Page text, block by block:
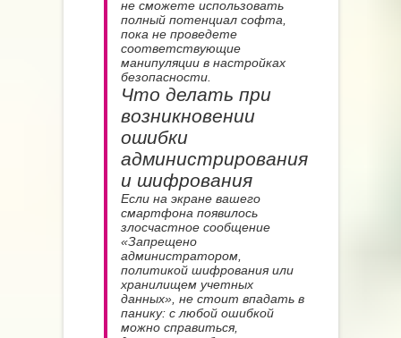
не сможете использовать
полный потенциал софта,
пока не проведете
соответствующие
манипуляции в настройках
безопасности.
Что делать при
возникновении
ошибки
администрирования
и шифрования
Если на экране вашего
смартфона появилось
злосчастное сообщение
«Запрещено
администратором,
политикой шифрования или
хранилищем учетных
данных», не стоит впадать в
панику: с любой ошибкой
можно справиться,